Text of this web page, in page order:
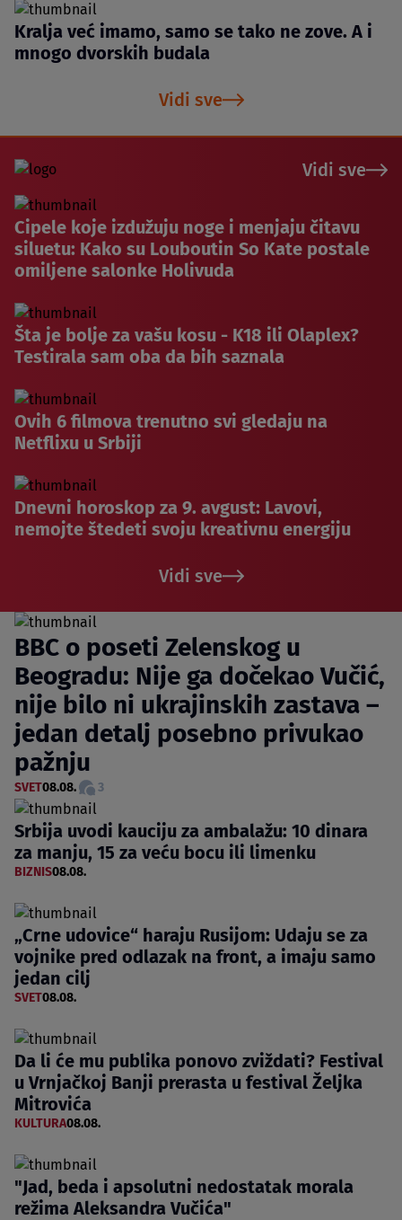
Kralja već imamo, samo se tako ne zove. A i
mnogo dvorskih budala
Vidi sve
Vidi sve
Cipele koje izdužuju noge i menjaju čitavu
siluetu: Kako su Louboutin So Kate postale
omiljene salonke Holivuda
Šta je bolje za vašu kosu - K18 ili Olaplex?
Testirala sam oba da bih saznala
Ovih 6 filmova trenutno svi gledaju na
Netflixu u Srbiji
Dnevni horoskop za 9. avgust: Lavovi,
nemojte štedeti svoju kreativnu energiju
Vidi sve
BBC o poseti Zelenskog u
Beogradu: Nije ga dočekao Vučić,
nije bilo ni ukrajinskih zastava –
jedan detalj posebno privukao
pažnju
SVET08.08. 3
Srbija uvodi kauciju za ambalažu: 10 dinara
za manju, 15 za veću bocu ili limenku
BIZNIS08.08.
„Crne udovice“ haraju Rusijom: Udaju se za
vojnike pred odlazak na front, a imaju samo
jedan cilj
SVET08.08.
Da li će mu publika ponovo zviždati? Festival
u Vrnjačkoj Banji prerasta u festival Željka
Mitrovića
KULTURA08.08.
"Jad, beda i apsolutni nedostatak morala
režima Aleksandra Vučića"